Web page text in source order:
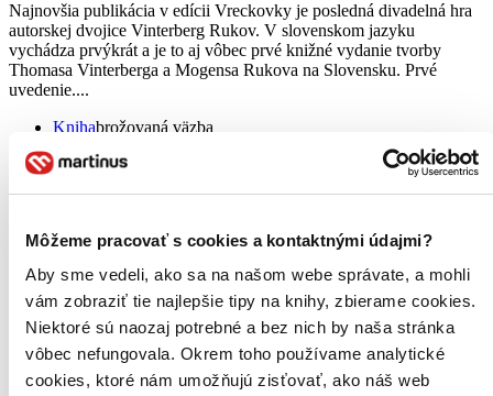
Môžeme pracovať s cookies a kontaktnými údajmi?
Aby sme vedeli, ako sa na našom webe správate, a mohli
vám zobraziť tie najlepšie tipy na knihy, zbierame cookies.
Niektoré sú naozaj potrebné a bez nich by naša stránka
vôbec nefungovala. Okrem toho používame analytické
cookies, ktoré nám umožňujú zisťovať, ako náš web
Najnovšia publikácia v edícii Vreckovky je posledná divadelná hra
autorskej dvojice Vinterberg Rukov. V slovenskom jazyku
vychádza prvýkrát a je to aj vôbec prvé knižné vydanie tvorby
Thomasa Vinterberga a Mogensa Rukova na Slovensku. Prvé
uvedenie....
Knihabrožovaná väzba
Na sklade 1 ks
Pridať do zoznamu
Vložiť do košíka